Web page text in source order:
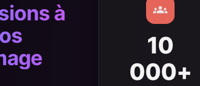
à
10
000+